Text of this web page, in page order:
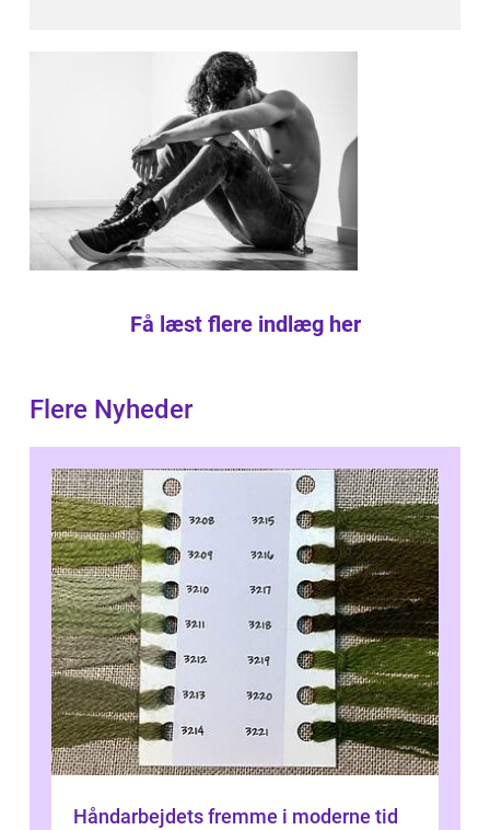
Få læst flere indlæg her
Flere Nyheder
Håndarbejdets fremme i moderne tid